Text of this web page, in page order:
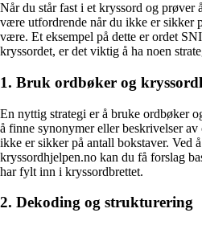
Når du står fast i et kryssord og prøver
være utfordrende når du ikke er sikker
være. Et eksempel på dette er ordet
kryssordet, er det viktig å ha noen
1. Bruk ordbøker og
En nyttig strategi er å bruke ordbøker
å finne synonymer eller beskrivelser
ikke er sikker på antall bokstaver. Ved
kryssordhjelpen.no kan du få forslag
har fylt inn i kryssordbrettet.
2. Dekoding og strukturering